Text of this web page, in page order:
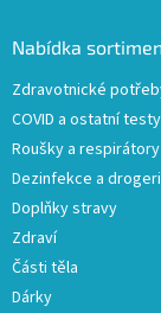
Nabídka
Zdravotnické
COVID a ostatní testy
Roušky a respirátory
Dezinfekce a
Doplňky stravy
Zdraví
Části těla
Dárky